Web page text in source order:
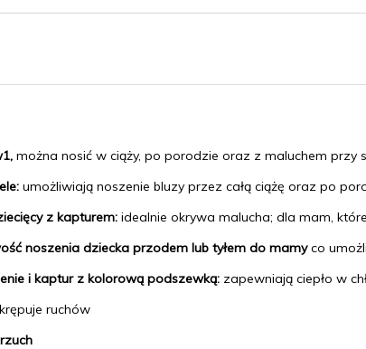
można nosić w ciąży, po porodzie oraz z maluchem przy
umożliwiają noszenie bluzy przez całą ciążę oraz po
z kapturem: idealnie okrywa malucha; dla mam,
noszenia dziecka przodem lub tyłem do mamyco
i kaptur z kolorową podszewką: zapewniają ciepło w
ruchów